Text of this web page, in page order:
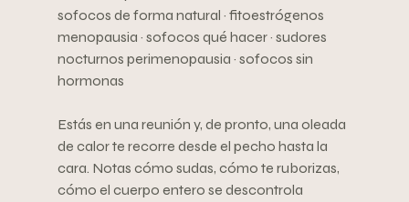
sofocos de forma natural · fitoestrógenos
menopausia · sofocos qué hacer · sudores
nocturnos perimenopausia · sofocos sin
hormonas
Estás en una reunión y, de pronto, una oleada
de calor te recorre desde el pecho hasta la
cara. Notas cómo sudas, cómo te ruborizas,
cómo el cuerpo entero se descontrola